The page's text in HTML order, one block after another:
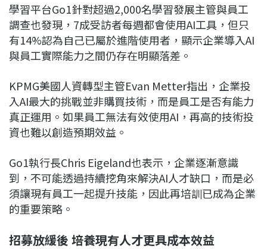
學習平台Go1針對超過2,000名學習發展主管與員工
調查也發現，7成受訪者每週都會使用AI工具，但只
有14%認為自己已屬於進階使用者，顯示企業導入AI
與員工實際能力之間仍存在明顯落差。
KPMG美國人資轉型主管Evan Metter指出，企業投
入AI最大的挑戰並非購買技術，而是員工是否有能力
真正運用。如果員工無法有效使用AI，再高的技術投
資也難以創造預期效益。
Go1執行長Chris Eigeland也表示，企業逐漸意識
到，不可能透過持續挖角來解決AI人才缺口，而是必
須讓現有員工一起提升技能，因此再培訓已成為企業
的重要策略。
招募放緩後 培養現有人才更具成本效益